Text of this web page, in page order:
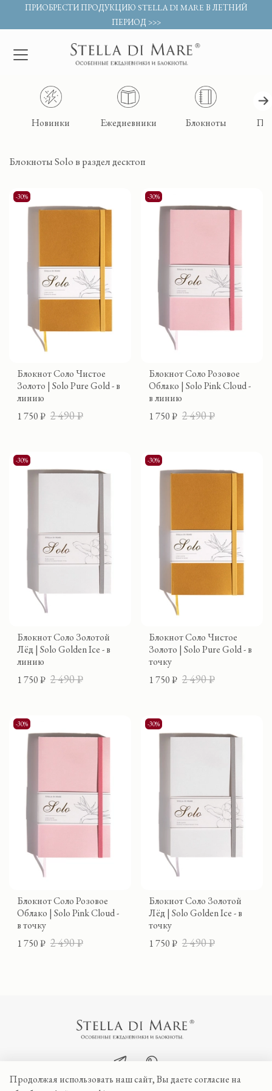
ПРИОБРЕСТИ ПРОДУКЦИЮ STELLA DI MARE В ЛЕТНИЙ
ПЕРИОД >>>
Новинки Ежедневники Блокноты
Блокноты Solo в раздел десктоп
-30%
Блокнот Соло Чистое
Золото | Solo Pure Gold - в
линию
1 750 ₽ 2 490 ₽
-30%
Блокнот Соло Розовое
Облако | Solo Pink Cloud -
в линию
1 750 ₽ 2 490 ₽
-30%
Блокнот Соло Золотой
Лёд | Solo Golden Ice - в
линию
1 750 ₽ 2 490 ₽
-30%
Блокнот Соло Чистое
Золото | Solo Pure Gold - в
точку
1 750 ₽ 2 490 ₽
-30%
Блокнот Соло Розовое
Облако | Solo Pink Cloud -
в точку
1 750 ₽ 2 490 ₽
-30%
Блокнот Соло Золотой
Лёд | Solo Golden Ice - в
точку
1 750 ₽ 2 490 ₽
Продолжая использовать наш сайт, Вы даете согласие на